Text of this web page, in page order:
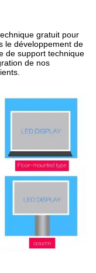
gratuit pour
le développement de
de support technique
de nos